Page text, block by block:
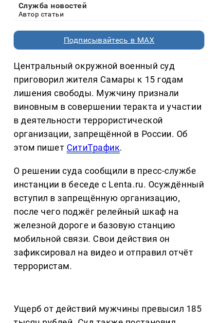
Служба новостей
Автор статьи
Подписывайтесь в MAX
Центральный окружной военный суд
приговорил жителя Самары к 15 годам
лишения свободы. Мужчину признали
виновным в совершении теракта и участии
в деятельности террористической
организации, запрещённой в России. Об
этом пишет СитиТрафик.
О решении суда сообщили в пресс-службе
инстанции в беседе с Lenta.ru. Осуждённый
вступил в запрещённую организацию,
после чего поджёг релейный шкаф на
железной дороге и базовую станцию
мобильной связи. Свои действия он
зафиксировал на видео и отправил отчёт
террористам.
Ущерб от действий мужчины превысил 185